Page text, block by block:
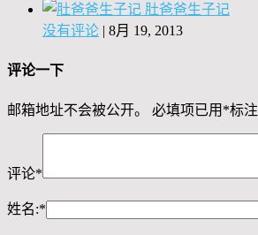
肚爸爸生子记
没有评论 | 8月 19, 2013
评论一下
邮箱地址不会被公开。 必填项已用 *标注
评论*
姓名:*